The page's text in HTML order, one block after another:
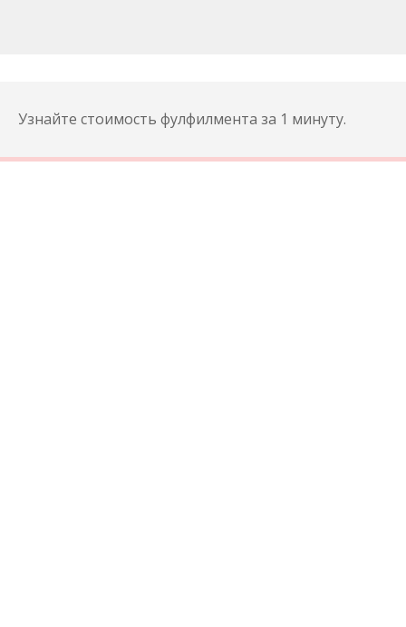
Узнайте стоимость фулфилмента за 1 минуту.